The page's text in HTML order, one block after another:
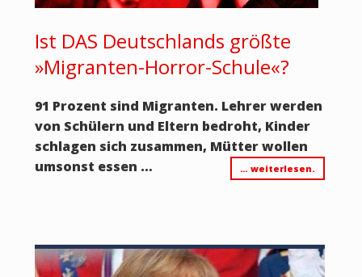
Ist DAS Deutschlands größte
»Migranten-Horror-Schule«?
91 Prozent sind Migranten. Lehrer werden
von Schülern und Eltern bedroht, Kinder
schlagen sich zusammen, Mütter wollen
umsonst essen …
… weiterlesen.